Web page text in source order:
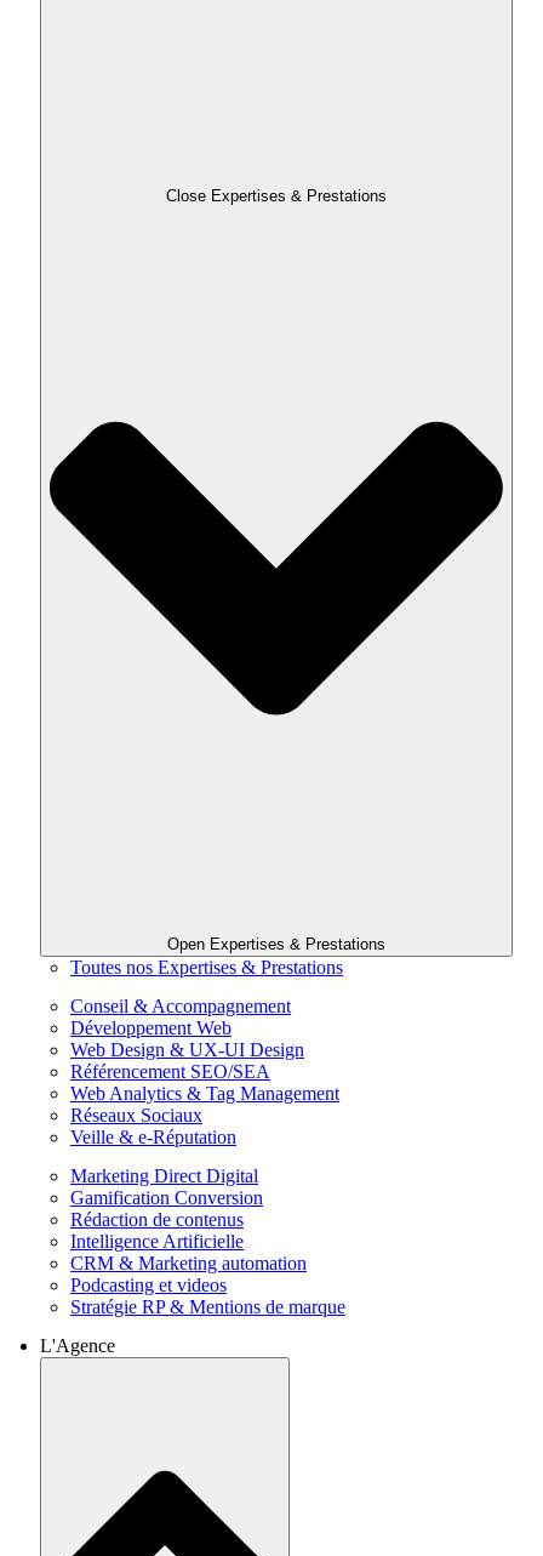
Close Expertises & Prestations
Open Expertises & Prestations
Toutes nos Expertises & Prestations
Conseil & Accompagnement
Développement Web
Web Design & UX-UI Design
Référencement SEO/SEA
Web Analytics & Tag Management
Réseaux Sociaux
Veille & e-Réputation
Marketing Direct Digital
Gamification Conversion
Rédaction de contenus
Intelligence Artificielle
CRM & Marketing automation
Podcasting et videos
Stratégie RP & Mentions de marque
L'Agence